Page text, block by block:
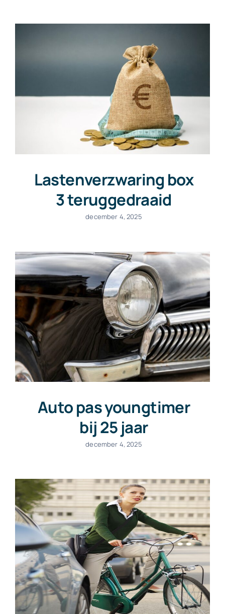
Lastenverzwaring box
3 teruggedraaid
december 4, 2025
Auto pas youngtimer
bij 25 jaar
december 4, 2025